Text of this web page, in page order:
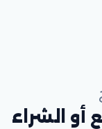
أو الشراء